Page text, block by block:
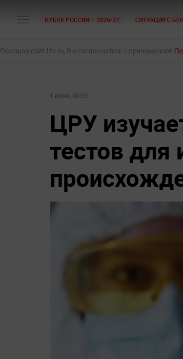
КУБОК РОССИИ — 2026/27 СИТУАЦИЯ С
Посещая сайт life.ru, Вы соглашаетесь с приложенной
1 июня, 00:03
ЦРУ
тестов для